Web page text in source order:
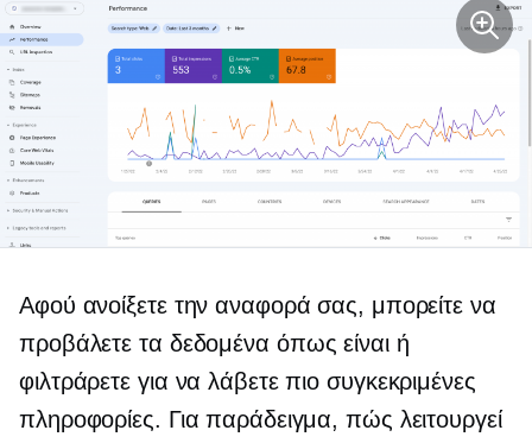
Αφού ανοίξετε την αναφορά σας, μπορείτε να
προβάλετε τα δεδομένα όπως είναιή
φιλτράρετε για να λάβετε πιο συγκεκριμένες
πληροφορίες. Για παράδειγμα, πώς λειτουργεί